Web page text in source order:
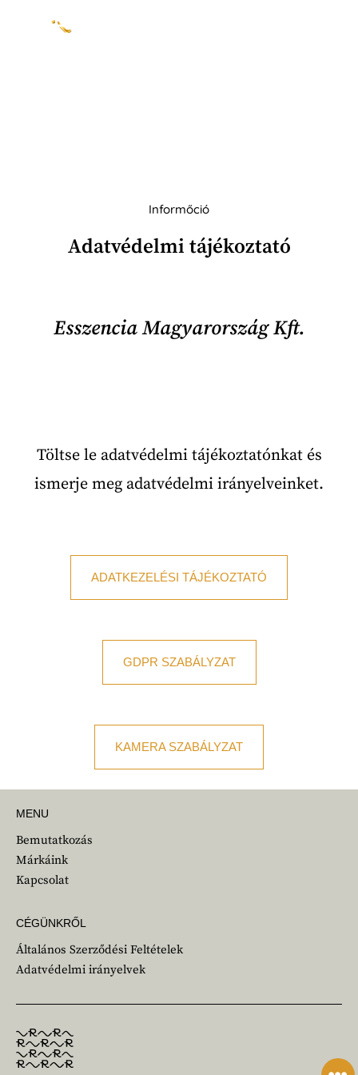
Informőció
Adatvédelmi tájékoztató
Esszencia Magyarország Kft.
Töltse le adatvédelmi tájékoztatónkat és
ismerje meg adatvédelmi irányelveinket.
ADATKEZELÉSI TÁJÉKOZTATÓ
GDPR SZABÁLYZAT
KAMERA SZABÁLYZAT
MENU
Bemutatkozás
Márkáink
Kapcsolat
CÉGÜNKRŐL
Általános Szerződési Feltételek
Adatvédelmi irányelvek